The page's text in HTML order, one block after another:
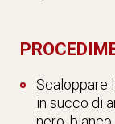
Scaloppare
in succo di